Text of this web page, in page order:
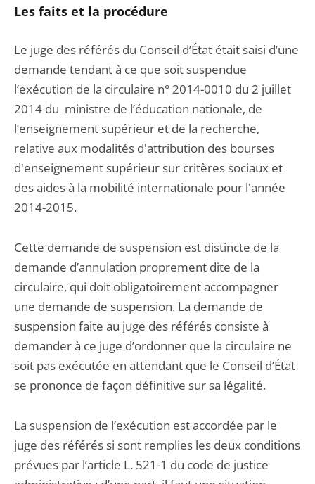
Les faits et la procédure
Le juge des référés du Conseil d’État était saisi d’une
demande tendant à ce que soit suspendue
l’exécution de la circulaire n° 2014-0010 du 2 juillet
2014 du ministre de l’éducation nationale, de
l’enseignement supérieur et de la recherche,
relative aux modalités d'attribution des bourses
d'enseignement supérieur sur critères sociaux et
des aides à la mobilité internationale pour l'année
2014-2015.
Cette demande de suspension est distincte de la
demande d’annulation proprement dite de la
circulaire, qui doit obligatoirement accompagner
une demande de suspension. La demande de
suspension faite au juge des référés consiste à
demander à ce juge d’ordonner que la circulaire ne
soit pas exécutée en attendant que le Conseil d’État
se prononce de façon définitive sur sa légalité.
La suspension de l’exécution est accordée par le
juge des référés si sont remplies les deux conditions
prévues par l’article L. 521-1 du code de justice